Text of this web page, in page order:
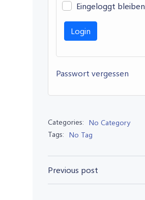
Eingeloggt bleiben
Passwort vergessen
Categories: No Category
Tags: No Tag
Post
Previous post